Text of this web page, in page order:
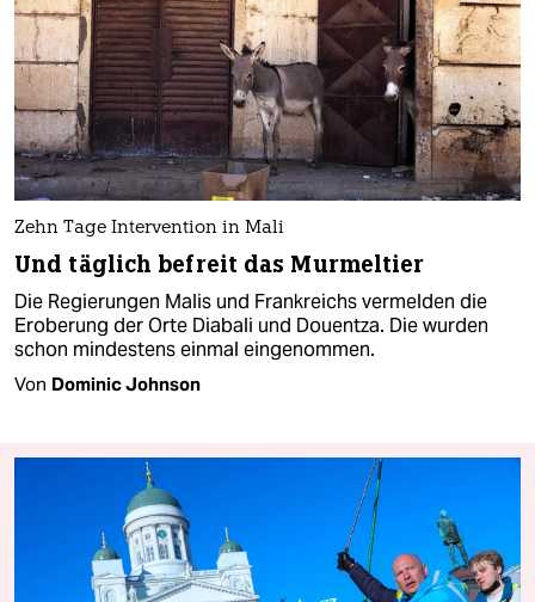
Zehn Tage Intervention in Mali
Und täglich befreit das Murmeltier
Die Regierungen Malis und Frankreichs vermelden die
Eroberung der Orte Diabali und Douentza. Die wurden
schon mindestens einmal eingenommen.
Von Dominic Johnson